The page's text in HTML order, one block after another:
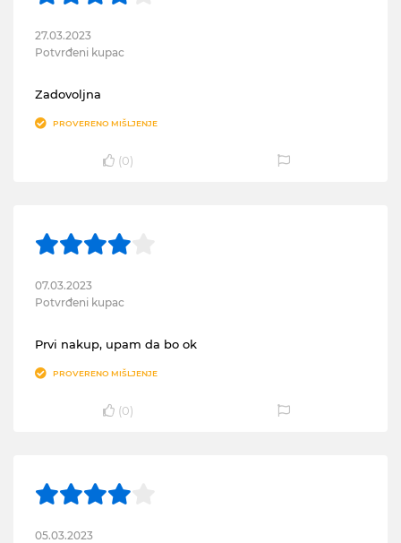
27.03.2023
Potvrđeni kupac
Zadovoljna
PROVERENO MIŠLJENJE
(0)
07.03.2023
Potvrđeni kupac
Prvi nakup, upam da bo ok
PROVERENO MIŠLJENJE
(0)
05.03.2023